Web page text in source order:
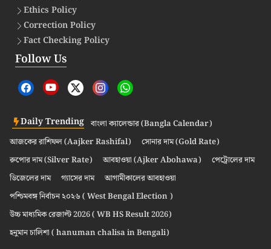
Ethics Policy
Correction Policy
Fact Checking Policy
Follow Us
Daily Trending বাংলা ক্যালেন্ডার (Bangla Calendar)
আজকের রাশিফল (Aajker Rashifal)
সোনার দাম (Gold Rate)
রুপোর দাম (Silver Rate)
আবহাওয়া (Ajker Abohawa)
পেট্রোলের দাম
ডিজেলের দাম
গ্যাসের দাম
আগামীকালের আবহাওয়া
পশ্চিমবঙ্গ নির্বাচন ২০২৬ ( West Bengal Election )
উচ্চ মাধ্যমিক রেজাল্ট 2026 ( WB HS Result 2026)
হনুমান চালিশা ( hanuman chalisa in Bengali)